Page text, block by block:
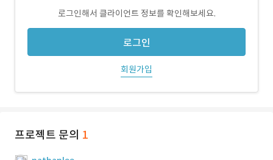
로그인해서 클라이언트 정보를 확인해보세요.
로그인
회원가입
프로젝트 문의 1